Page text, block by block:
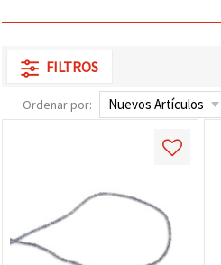
FILTROS
Ordenar por: